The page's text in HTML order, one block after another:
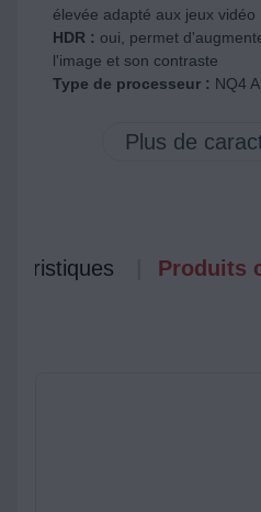
élevée adapté aux jeux vidéo
HDR : oui, permet
l'image et son contraste
Type de processeur : NQ4
Produits